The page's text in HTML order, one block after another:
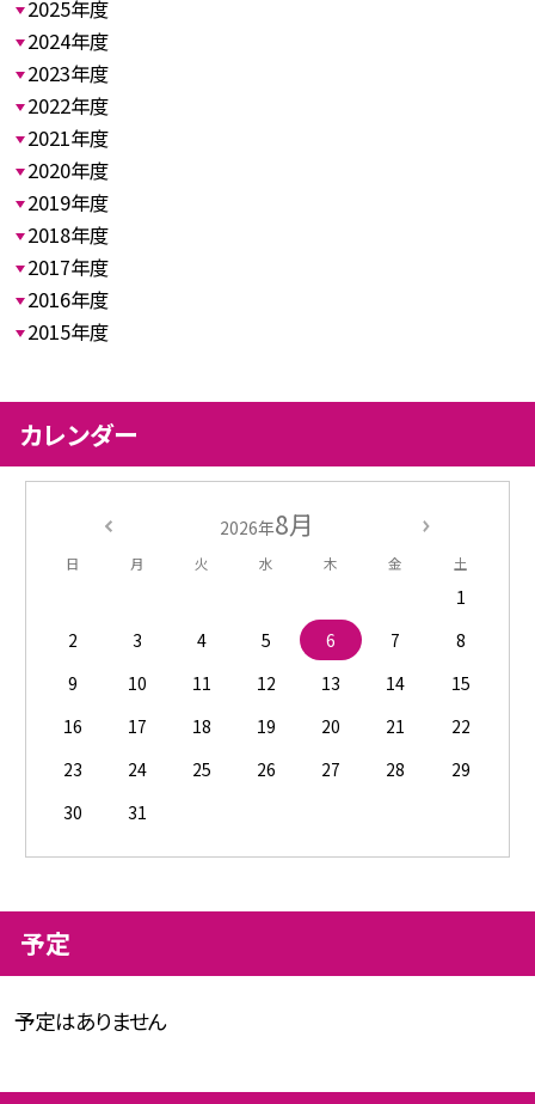
2025年度
2024年度
2023年度
2022年度
2021年度
2020年度
2019年度
2018年度
2017年度
2016年度
2015年度
カレンダー
2026年8月
日 月 火 水 木 金 土
1
2
3 4 5 6 7
8
9
10 11 12 13 14
15
16
17 18 19 20 21
22
23
24 25 26 27 28
29
30
31
予定
予定はありません